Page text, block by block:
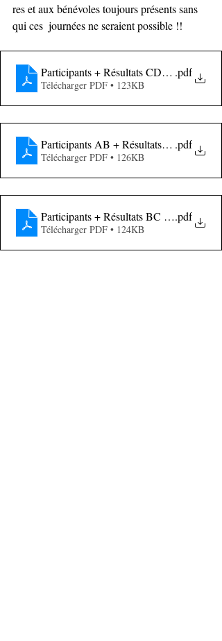
res et aux bénévoles toujours présents sans
qui ces  journées ne seraient possible !!
Participants + Résultats CD Site Internet
.pdf
Télécharger PDF • 123KB
Participants AB + Résultats Site Internet
.pdf
Télécharger PDF • 126KB
Participants + Résultats BC Site Internet
.pdf
Télécharger PDF • 124KB